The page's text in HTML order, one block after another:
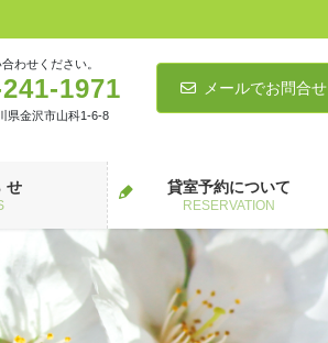
わせください。
1971
県金沢市山科1-6-8
メールでお問合せ
せ 貸室予約について
RESERVATION